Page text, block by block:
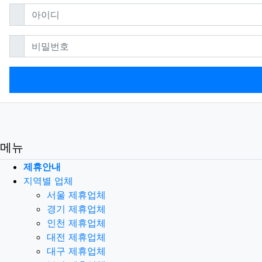
아이디필수
비밀번호필수
메뉴
제휴안내
지역별 업체
서울 제휴업체
경기 제휴업체
인천 제휴업체
대전 제휴업체
대구 제휴업체